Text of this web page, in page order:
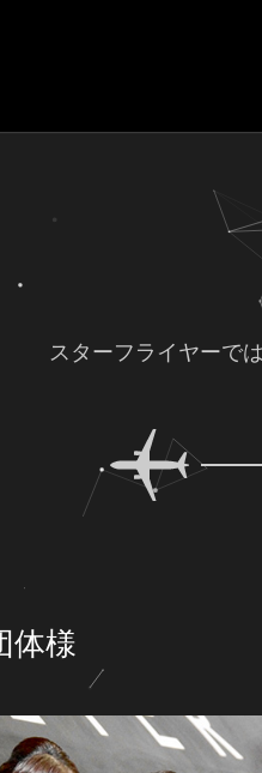
スターフライヤーで
体様